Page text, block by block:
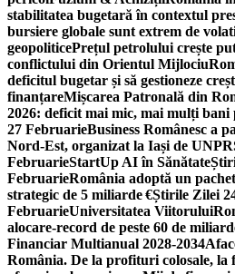
stabilitatea bugetară în contextul
bursiere globale sunt extrem de
geopoliticePrețul petrolului crește
conflictului din Orientul Mijlociu
deficitul bugetar și să gestioneze
finanțareMișcarea Patronală din
2026: deficit mai mic, mai mulți
27 FebruarieBusiness Românesc a
Nord-Est, organizat la Iași de UNPR
FebruarieStartUp AI în Sănătate
FebruarieRomânia adoptă un
strategic de 5 miliarde €Știrile Zilei
FebruarieUniversitatea Viitorului
alocare-record de peste 60 de
Financiar Multianual 2028-2034
România. De la profituri colosale, la